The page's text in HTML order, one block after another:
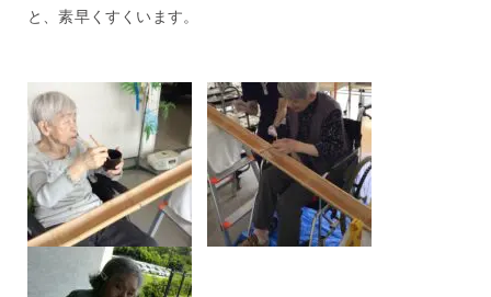
と、素早くすくいます。